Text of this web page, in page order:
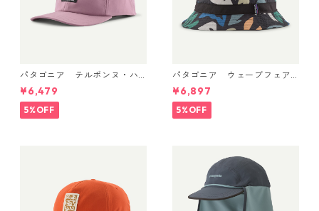
パタゴニア テルボンヌ・ハ
ット (カラー Light Violet) P
atagonia Terrebonne Hat 日
本正規品 製品番号 33317
¥6,479
5%OFF
パタゴニア ウェーブフェア
ラー・バケツ・ハット （カ
ラーKaleido: Black） Patago
nia Wavefarer™ Bucket Hat
¥6,897
5%OFF